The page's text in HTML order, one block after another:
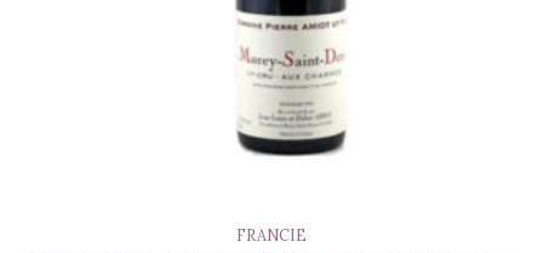
FRANCIE